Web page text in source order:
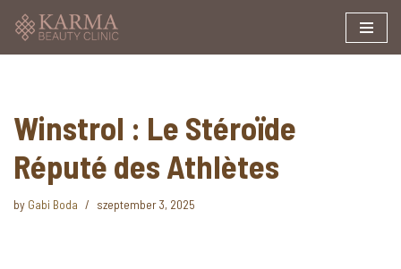
Winstrol : Le Stéroïde
Réputé des Athlètes
by Gabi Boda szeptember 3, 2025